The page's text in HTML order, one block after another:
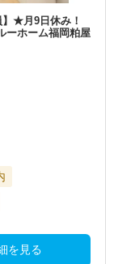
】★月9日休み！
ーホーム福岡粕屋
を見る